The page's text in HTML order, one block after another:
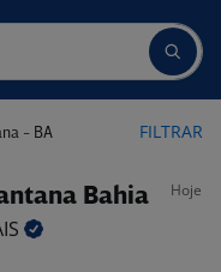
- BA FILTRAR
Bahia Hoje